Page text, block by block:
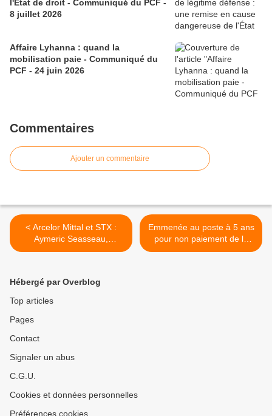
l'État de droit - Communiqué du PCF -
8 juillet 2026
Affaire Lyhanna : quand la
mobilisation paie - Communiqué du
PCF - 24 juin 2026
Commentaires
Ajouter un commentaire
< Arcelor Mittal et STX :
Aymeric Seasseau,
secrétaire départemental
Emmenée au poste à 5 ans
pour non paiement de la
cantine : « De la pure folie!
Hébergé par Overblog
Top articles
Pages
Contact
Signaler un abus
C.G.U.
Cookies et données personnelles
Préférences cookies